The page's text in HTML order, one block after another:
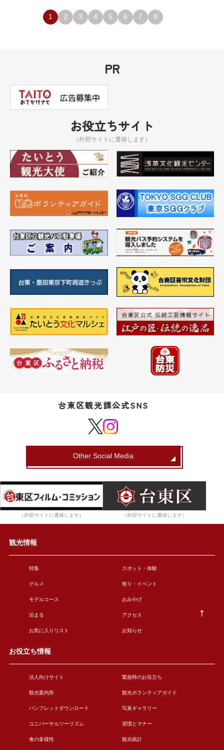
1 2 3 4 5 6 7 8
PR
お役立ちサイト
（外部サイトに遷移します）
台東区観光課公式SNS
Other Social Media
（外部サイトに遷移します） （外部サイトに遷移します）
観光情報
特集 スポット・体験
グルメ 祭り・イベント
モデルコース おみやげ
泊まる アクセス
お気に入りリスト お知らせ
お役立ち情報
法人向けサイト 緊急時のお役立ち
観光案内所 観光ボランティアガイド
パンフレットダウンロード 写真ギャラリー
ユニバーサルツーリズム 習慣とマナー
食の多様性 観光統計